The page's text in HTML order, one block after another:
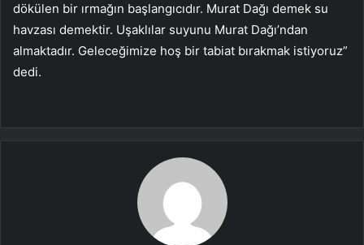
dökülen bir ırmağın başlangıcıdır. Murat Dağı demek su
havzası demektir. Uşaklılar suyunu Murat Dağı’ndan
almaktadır. Geleceğimize hoş bir tabiat bırakmak istiyoruz”
dedi.